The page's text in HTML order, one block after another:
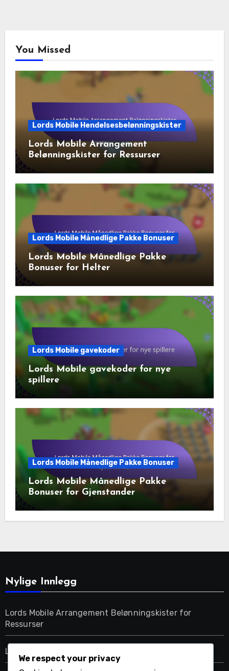
You Missed
Lords Mobile Hendelsesbelønningskister
Lords Mobile Arrangement
Belønningskister for Ressurser
Lords Mobile Månedlige Pakke Bonuser
Lords Mobile Månedlige Pakke
Bonuser for Helter
Lords Mobile gavekoder
Lords Mobile gavekoder for nye
spillere
Lords Mobile Månedlige Pakke Bonuser
Lords Mobile Månedlige Pakke
Bonuser for Gjenstander
Nylige Innlegg
Lords Mobile Arrangement Belønningskister for
Ressurser
Lords Mobile Månedlige Pakke Bonuser for Helter
We respect your privacy